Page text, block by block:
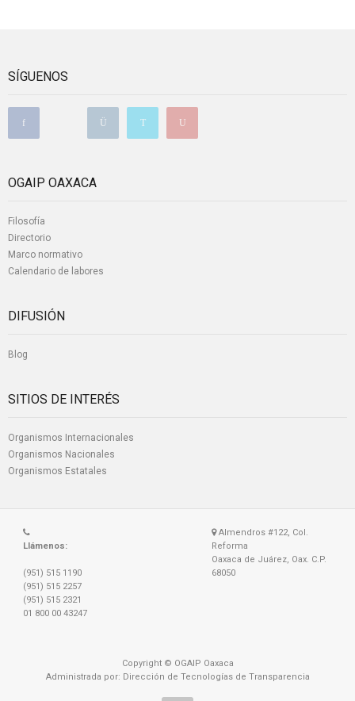
SÍGUENOS
OGAIP OAXACA
Filosofía
Directorio
Marco normativo
Calendario de labores
DIFUSIÓN
Blog
SITIOS DE INTERÉS
Organismos Internacionales
Organismos Nacionales
Organismos Estatales
Llámenos:
(951) 515 1190
(951) 515 2257
(951) 515 2321
01 800 00 43247
Almendros #122, Col.
Reforma
Oaxaca de Juárez, Oax. C.P.
68050
Copyright © OGAIP Oaxaca
Administrada por: Dirección de Tecnologías de Transparencia